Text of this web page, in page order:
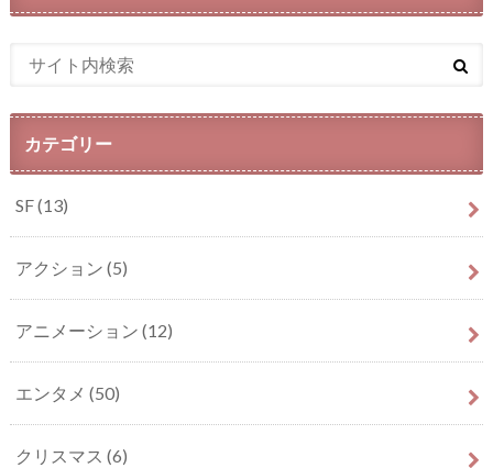
カテゴリー
SF(13)
アクション (5)
アニメーション (12)
エンタメ (50)
クリスマス (6)